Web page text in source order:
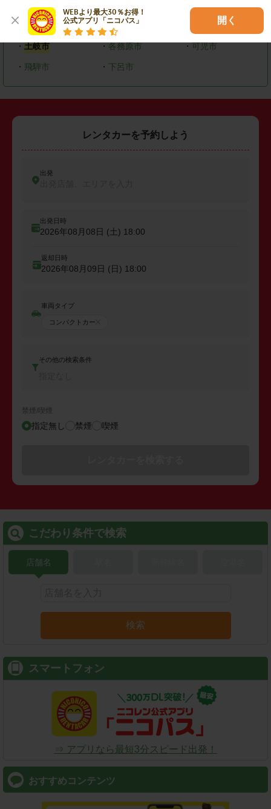
WEBより最大30％お得！
公式アプリ「ニコパス」
開く
・ 多治見市 ・関市
・ 土岐市 ・ 各務原市 ・ 可児市
・ 飛騨市 ・ 下呂市
レンタカーを予約しよう
出発
出発日時
2026年08月08日 (土) 18:00
返却日時
2026年08月09日 (日) 18:00
車両タイプ
コンパクトカー
その他の検索条件
禁煙/喫煙
指定無し 禁煙 喫煙
こだわり条件で検索
店舗名
検索
スマートフォン
⇒ アプリなら最短3分スピード出発！
おすすめコンテンツ